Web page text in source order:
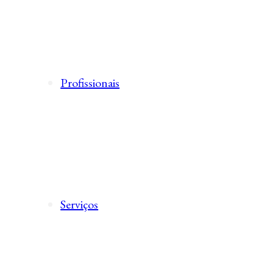
Profissionais
Serviços